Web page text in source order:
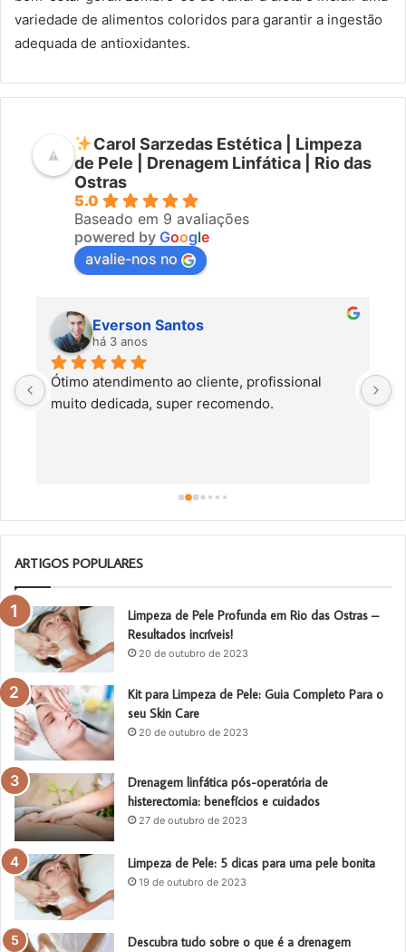
variedade de alimentos coloridos para garantir a ingestão
adequada de antioxidantes.
Carol Sarzedas Estética | Limpeza
de Pele | Drenagem Linfática | Rio das
Ostras
5.0
Baseado em 9 avaliações
powered by Google
avalie-nos no
Everson Santos
há 3 anos
Ótimo atendimento ao cliente, profissional
muito dedicada, super recomendo.
ARTIGOS POPULARES
Limpeza de Pele Profunda em Rio das Ostras –
Resultados incríveis!
20 de outubro de 2023
Kit para Limpeza de Pele: Guia Completo Para o
seu Skin Care
20 de outubro de 2023
Drenagem linfática pós-operatória de
histerectomia: benefícios e cuidados
27 de outubro de 2023
Limpeza de Pele: 5 dicas para uma pele bonita
19 de outubro de 2023
Descubra tudo sobre o que é a drenagem